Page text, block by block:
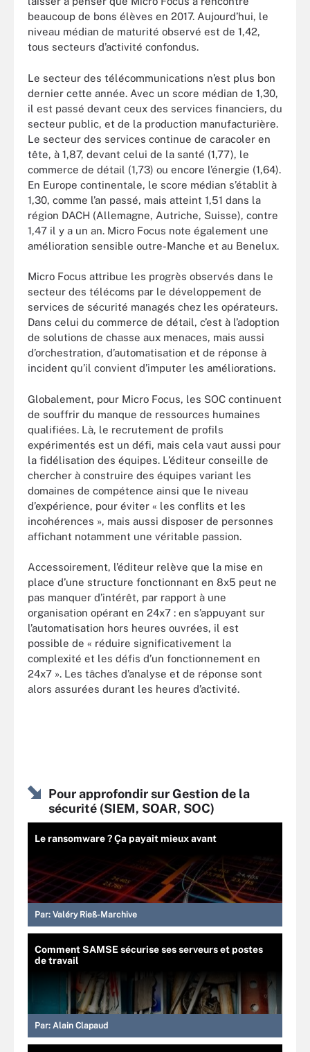
beaucoup de bons élèves en 2017. Aujourd’hui, le
niveau médian de maturité observé est de 1,42,
tous secteurs d’activité confondus.
Le secteur des télécommunications n’est plus bon
dernier cette année. Avec un score médian de 1,30,
il est passé devant ceux des services financiers, du
secteur public, et de la production manufacturière.
Le secteur des services continue de caracoler en
tête, à 1,87, devant celui de la santé (1,77), le
commerce de détail (1,73) ou encore l’énergie (1,64).
En Europe continentale, le score médian s’établit à
1,30, comme l’an passé, mais atteint 1,51 dans la
région DACH (Allemagne, Autriche, Suisse), contre
1,47 il y a un an. Micro Focus note également une
amélioration sensible outre-Manche et au Benelux.
Micro Focus attribue les progrès observés dans le
secteur des télécoms par le développement de
services de sécurité managés chez les opérateurs.
Dans celui du commerce de détail, c’est à l’adoption
de solutions de chasse aux menaces, mais aussi
d’orchestration, d’automatisation et de réponse à
incident qu’il convient d’imputer les améliorations.
Globalement, pour Micro Focus, les SOC continuent
de souffrir du manque de ressources humaines
qualifiées. Là, le recrutement de profils
expérimentés est un défi, mais cela vaut aussi pour
la fidélisation des équipes. L’éditeur conseille de
chercher à construire des équipes variant les
domaines de compétence ainsi que le niveau
d’expérience, pour éviter « les conflits et les
incohérences », mais aussi disposer de personnes
affichant notamment une véritable passion.
Accessoirement, l’éditeur relève que la mise en
place d’une structure fonctionnant en 8x5 peut ne
pas manquer d’intérêt, par rapport à une
organisation opérant en 24x7 : en s’appuyant sur
l’automatisation hors heures ouvrées, il est
possible de « réduire significativement la
complexité et les défis d’un fonctionnement en
24x7 ». Les tâches d’analyse et de réponse sont
alors assurées durant les heures d’activité.
Pour approfondir sur Gestion de la
sécurité (SIEM, SOAR, SOC)
Le ransomware ? Ça payait mieux avant
Par: Valéry Rieß-Marchive
Comment SAMSE sécurise ses serveurs et postes
de travail
Par: Alain Clapaud